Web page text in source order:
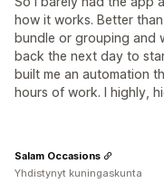
how it works. Better
bundle or grouping and
back the next day to
built me an automation
hours of work. I highly,
Salam Occasions
Yhdistynyt kuningaskunta